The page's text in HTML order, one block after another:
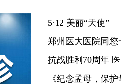
5·12 美丽“天使”
郑州医大医院同
抗战胜利70周年
《纪念孟母，保